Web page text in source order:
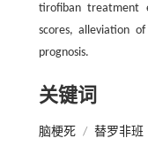
tirofiban treatment
scores, alleviation
prognosis.
关键词
脑梗死 / 替罗非班